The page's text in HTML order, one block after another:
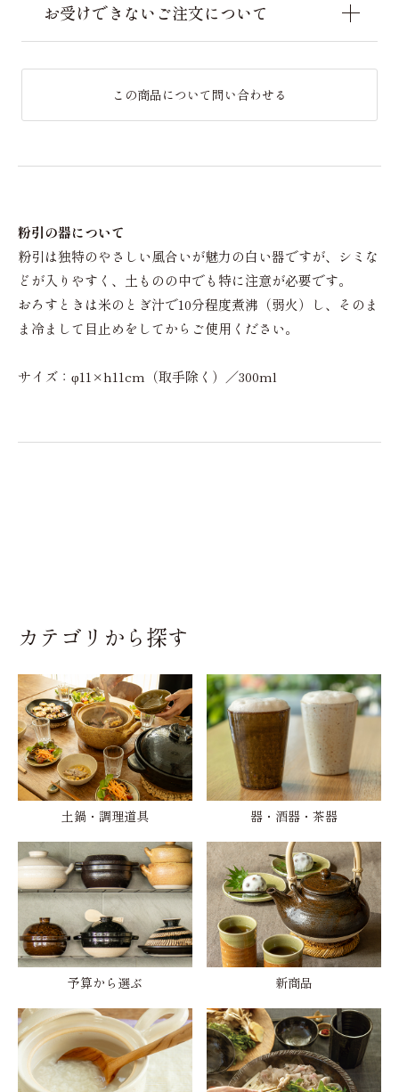
お受けできないご注文について
この商品について問い合わせる
粉引の器について
粉引は独特のやさしい風合いが魅力の白い器ですが、シミな
どが入りやすく、土ものの中でも特に注意が必要です。
おろすときは米のとぎ汁で10分程度煮沸（弱火）し、そのま
ま冷まして目止めをしてからご使用ください。
サイズ：φ11×h11cm（取手除く）／300ml
カテゴリから探す
土鍋・調理道具 器・酒器・茶器
予算から選ぶ 新商品